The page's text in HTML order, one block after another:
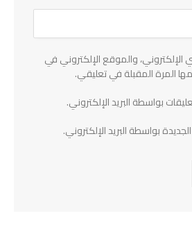
والموقع الإلكتروني في
المرة المقبلة في تعليقي.
بواسطة البريد الإلكتروني.
بواسطة البريد الإلكتروني.